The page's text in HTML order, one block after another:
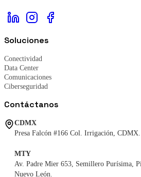
Soluciones
Conectividad
Data Center
Comunicaciones
Ciberseguridad
Contáctanos
CDMX
Presa Falcón #166 Col. Irrigación, CDMX.
MTY
Av. Padre Mier 653, Semillero Purísima,
Nuevo León.